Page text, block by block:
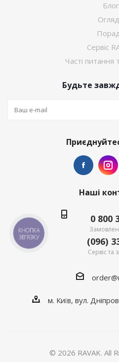
Блог
Сервіс
Часті питання
Будьте
Наші
0 800
(096)
Сервіс та
м. Київ, вул.
© 2026 RAVAK. All
КНОПКА
ЗВ'ЯЗКУ